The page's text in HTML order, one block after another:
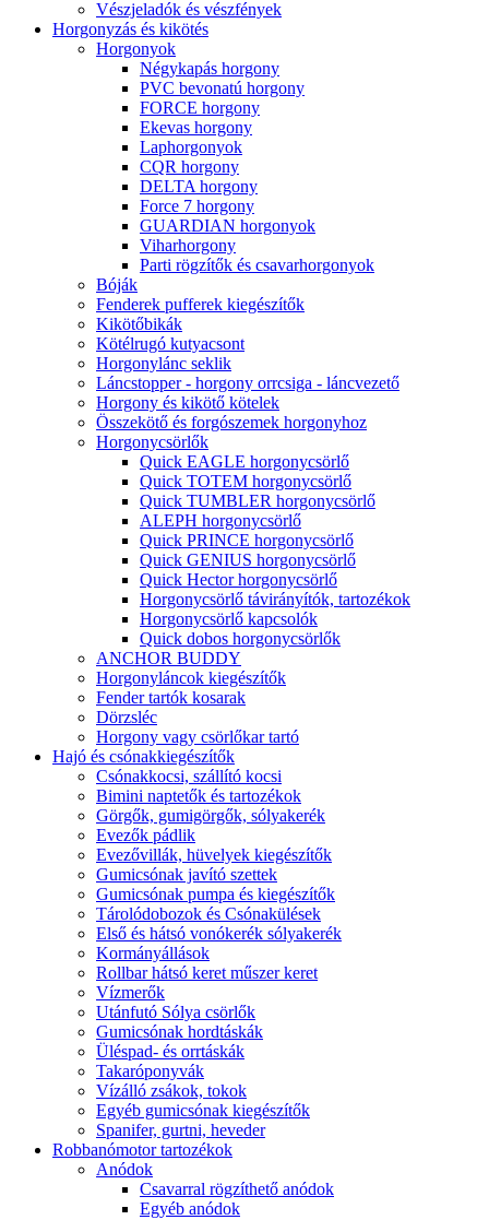
Vészjeladók és vészfények
Horgonyzás és kikötés
Horgonyok
Négykapás horgony
PVC bevonatú horgony
FORCE horgony
Ekevas horgony
Laphorgonyok
CQR horgony
DELTA horgony
Force 7 horgony
GUARDIAN horgonyok
Viharhorgony
Parti rögzítők és csavarhorgonyok
Bóják
Fenderek pufferek kiegészítők
Kikötőbikák
Kötélrugó kutyacsont
Horgonylánc seklik
Láncstopper - horgony orrcsiga - láncvezető
Horgony és kikötő kötelek
Összekötő és forgószemek horgonyhoz
Horgonycsörlők
Quick EAGLE horgonycsörlő
Quick TOTEM horgonycsörlő
Quick TUMBLER horgonycsörlő
ALEPH horgonycsörlő
Quick PRINCE horgonycsörlő
Quick GENIUS horgonycsörlő
Quick Hector horgonycsörlő
Horgonycsörlő távirányítók, tartozékok
Horgonycsörlő kapcsolók
Quick dobos horgonycsörlők
ANCHOR BUDDY
Horgonyláncok kiegészítők
Fender tartók kosarak
Dörzsléc
Horgony vagy csörlőkar tartó
Hajó és csónakkiegészítők
Csónakkocsi, szállító kocsi
Bimini naptetők és tartozékok
Görgők, gumigörgők, sólyakerék
Evezők pádlik
Evezővillák, hüvelyek kiegészítők
Gumicsónak javító szettek
Gumicsónak pumpa és kiegészítők
Tárolódobozok és Csónakülések
Első és hátsó vonókerék sólyakerék
Kormányállások
Rollbar hátsó keret műszer keret
Vízmerők
Utánfutó Sólya csörlők
Gumicsónak hordtáskák
Üléspad- és orrtáskák
Takaróponyvák
Vízálló zsákok, tokok
Egyéb gumicsónak kiegészítők
Spanifer, gurtni, heveder
Robbanómotor tartozékok
Anódok
Csavarral rögzíthető anódok
Egyéb anódok